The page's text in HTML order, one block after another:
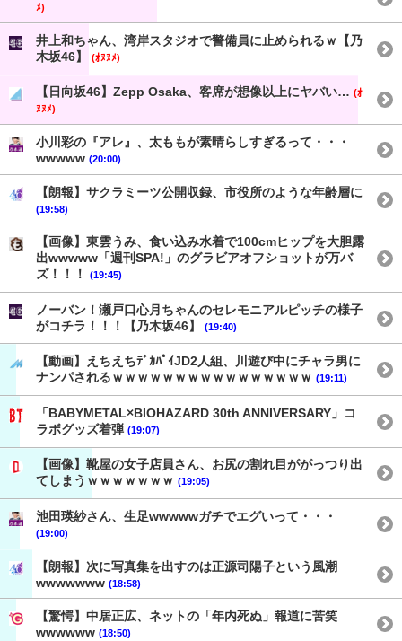
ﾒ)
井上和ちゃん、湾岸スタジオで警備員に止められるｗ【乃
木坂46】
(ｵﾇﾇﾒ)
【日向坂46】Zepp Osaka、客席が想像以上にヤバい… (ｵ
ﾇﾇﾒ)
小川彩の『アレ』、太ももが素晴らしすぎるって・・・
wwwww (20:00)
【朗報】サクラミーツ公開収録、市役所のような年齢層に
(19:58)
【画像】東雲うみ、食い込み水着で100cmヒップを大胆露
出wwwww「週刊SPA!」のグラビアオフショットが万バ
ズ！！！
(19:45)
ノーバン！瀬戸口心月ちゃんのセレモニアルピッチの様子
がコチラ！！！【乃木坂46】
(19:40)
【動画】えちえちﾃﾞｶﾊﾟｲJD2人組、川遊び中にチャラ男に
ナンパされるｗｗｗｗｗｗｗｗｗｗｗｗｗｗｗｗ (19:11)
「BABYMETAL×BIOHAZARD 30th ANNIVERSARY」コ
ラボグッズ着弾 (19:07)
【画像】靴屋の女子店員さん、お尻の割れ目ががっつり出
てしまうｗｗｗｗｗｗｗ (19:05)
池田瑛紗さん、生足wwwwwガチでエグいって・・・
(19:00)
【朗報】次に写真集を出すのは正源司陽子という風潮
wwwwwww (18:58)
【驚愕】中居正広、ネットの「年内死ぬ」報道に苦笑
wwwwww (18:50)